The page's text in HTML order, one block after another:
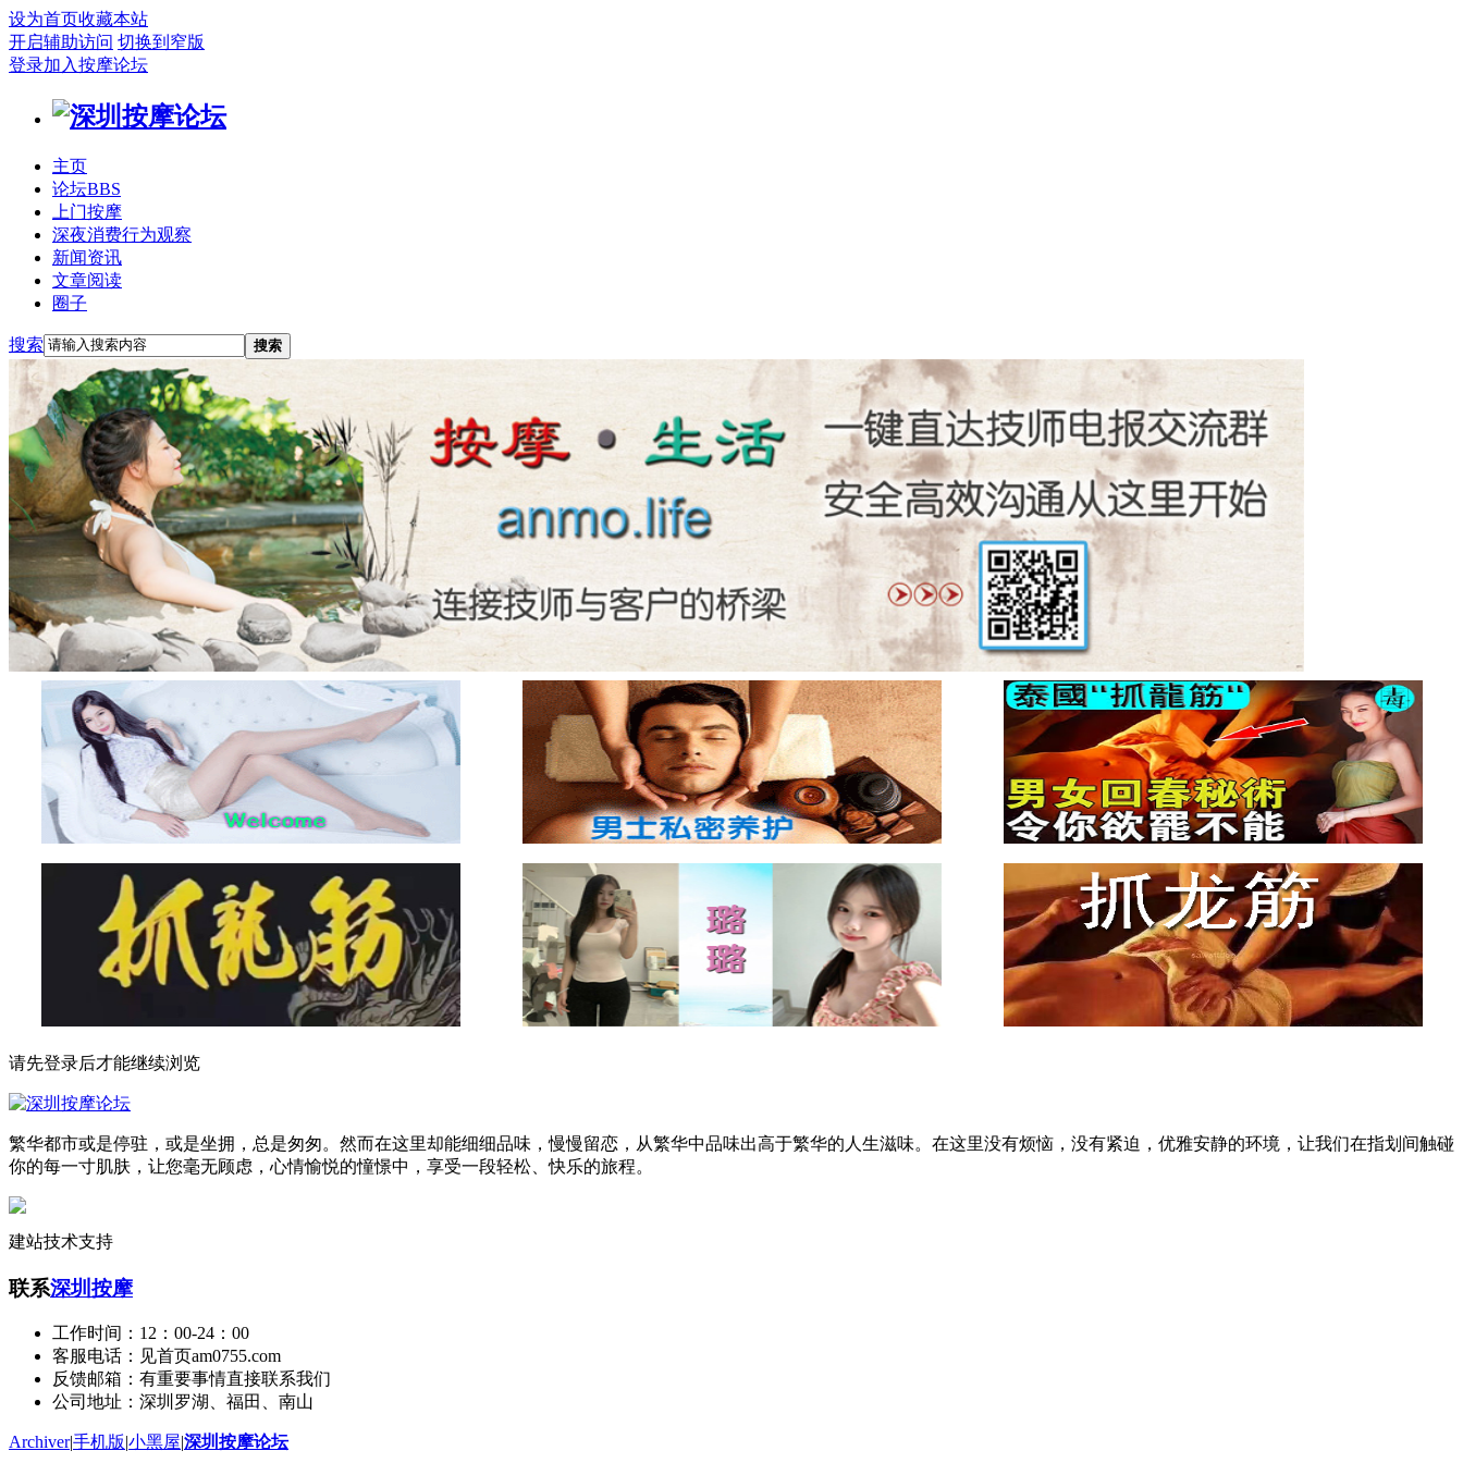
设为首页收藏本站
开启辅助访问 切换到窄版
登录加入按摩论坛
主页
论坛BBS
上门按摩
深夜消费行为观察
新闻资讯
文章阅读
圈子
搜索 搜索
请先登录后才能继续浏览
繁华都市或是停驻，或是坐拥，总是匆匆。然而在这里却能细细品味，慢慢留恋，从繁华中品味出高于繁华的人生滋味。在这里没有烦恼，没有紧迫，优雅安静的环境，让我们在指划间触碰
你的每一寸肌肤，让您毫无顾虑，心情愉悦的憧憬中，享受一段轻松、快乐的旅程。
建站技术支持
联系深圳按摩
工作时间：12：00-24：00
客服电话：见首页am0755.com
反馈邮箱：有重要事情直接联系我们
公司地址：深圳罗湖、福田、南山
Archiver|手机版|小黑屋|深圳按摩论坛